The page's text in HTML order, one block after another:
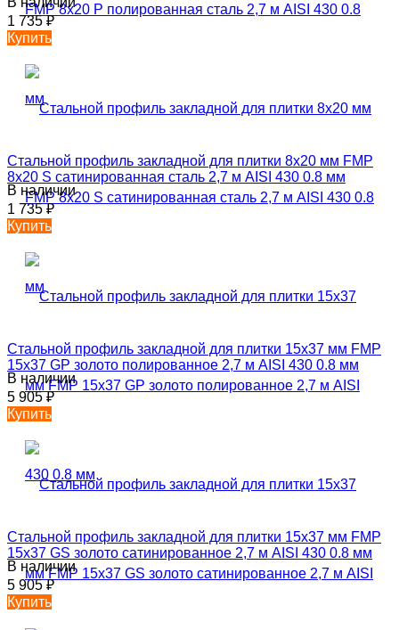
1 735₽
Купить
Стальной профиль закладной для плитки 8х20 мм FMP
8х20 S сатинированная сталь 2,7 м AISI 430 0.8 мм
В наличии
1 735₽
Купить
Стальной профиль закладной для плитки 15х37 мм FMP
15х37 GP золото полированное 2,7 м AISI 430 0.8 мм
В наличии
5 905₽
Купить
Стальной профиль закладной для плитки 15х37 мм FMP
15х37 GS золото сатинированное 2,7 м AISI 430 0.8 мм
В наличии
5 905₽
Купить